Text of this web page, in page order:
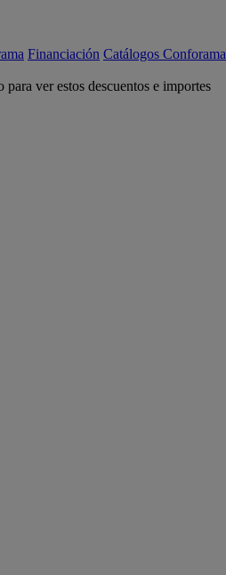
Financiación Catálogos Conforama
ver estos descuentos e importes